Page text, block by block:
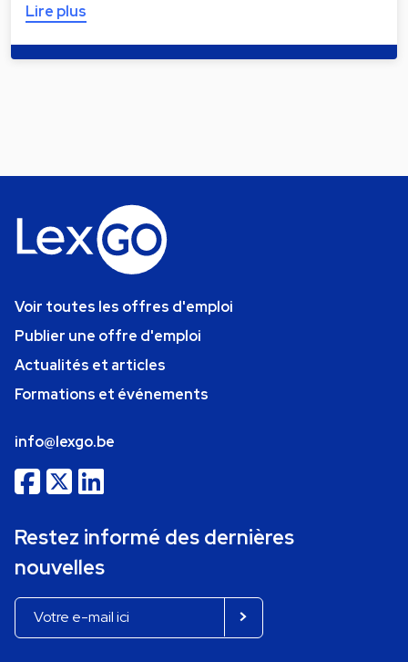
Lire plus
Voir toutes les offres d'emploi
Publier une offre d'emploi
Actualités et articles
Formations et événements
info@lexgo.be
Restez informé des dernières
nouvelles